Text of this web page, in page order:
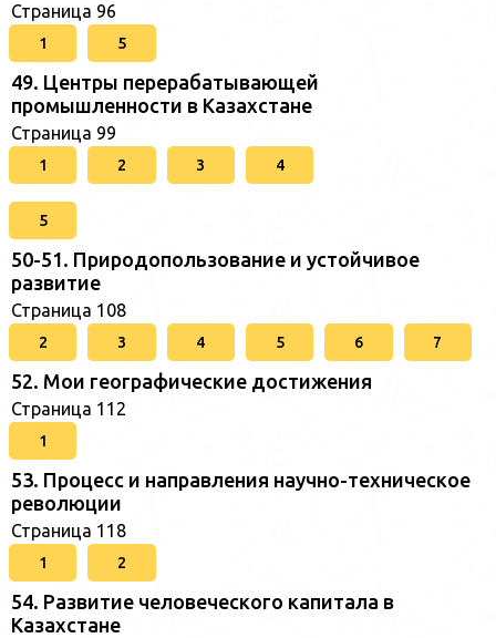
Страница 96
1 5
49. Центры перерабатывающей
промышленности в Казахстане
Страница 99
1 2 3 4
5
50-51. Природопользование и устойчивое
развитие
Страница 108
2 3 4 5 6 7
52. Мои географические достижения
Страница 112
1
53. Процесс и направления научно-техническое
революции
Страница 118
1 2
54. Развитие человеческого капитала в
Казахстане